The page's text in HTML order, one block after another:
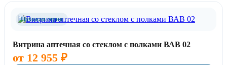
Похожая серия
Витрина аптечная со стеклом с полками ВАВ 02
от 12 955 ₽